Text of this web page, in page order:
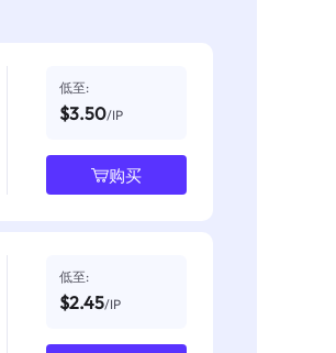
低至:
$3.50/IP
购买
低至:
$2.45/IP